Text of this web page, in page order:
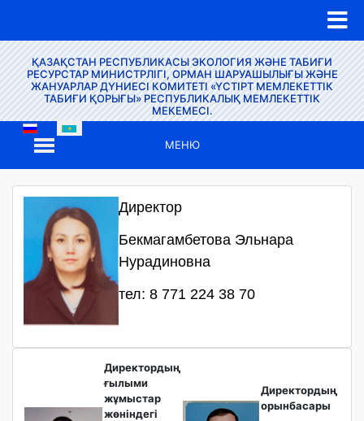
ҚАЗАҚСТАН РЕСПУБЛИКАСЫ ЭКОЛОГИЯ ЖӘНЕ ТАБИҒИ
РЕСУРСТАР МИНИСТРЛІГІ, ОРМАН ШАРУАШЫЛЫҒЫ ЖӘНЕ
ЖАНУАРЛАР ДҮНИЕСІ КОМИТЕТІ «ҮСТІРТ МЕМЛЕКЕТТІК
ТАБИҒИ ҚОРЫҒЫ» РЕСПУБЛИКАЛЫҚ МЕМЛЕКЕТТІК
МЕКЕМЕСІ.
МЕНЮ
Директор
Бекмагамбетова Эльнара
Нурадиновна
тел: 8 771 224 38 70
Директордың
ғылыми
жұмыстар
жөніндегі
Директордың
орынбасары